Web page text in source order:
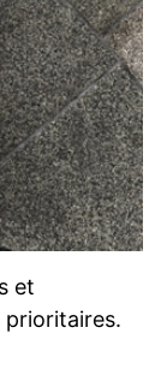
et